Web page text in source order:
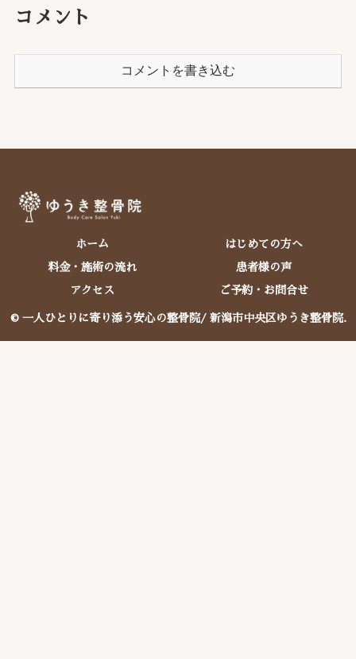
コメント
コメントを書き込む
ホーム はじめての方へ
料金・施術の流れ 患者様の声
アクセス ご予約・お問合せ
© 一人ひとりに寄り添う安心の整骨院/ 新潟市中央区ゆうき整骨院.